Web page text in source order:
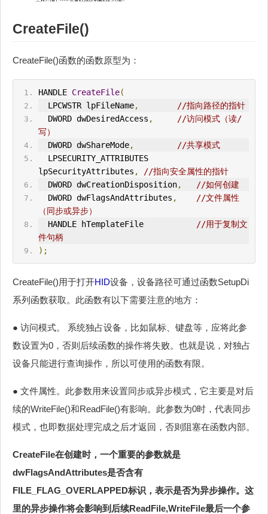
CreateFile()
CreateFile()函数的函数原型为：
HANDLE CreateFile(
  LPCWSTR lpFileName
,
//指向路径的指针
  DWORD dwDesiredAccess
,
//访问模式（读/
写）
  DWORD dwShareMode
,
//共享模式
lpSecurityAttributes ,
//指向安全属性的指针
  DWORD dwCreationDisposition
,
//如何创建
  DWORD dwFlagsAndAttributes
,
//文件属性
（同步或异步）
  HANDLE hTemplateFile
//用于复制文
件句柄
);
CreateFile()用于打开HID设备，设备路径可通过函数SetupDi
系列函数获取。此函数有以下需要注意的地方：
● 访问模式。 系统独占设备，比如鼠标、键盘等，应将此参
数设置为0，否则后续函数的操作将失败。也就是说，对独占
设备只能进行查询操作，所以可使用的函数有限。
● 文件属性。此参数用来设置同步或异步模式，它主要是对后
续的WriteFile()和ReadFile()有影响。此参数为0时，代表同步
模式，也即数据处理完成之后才返回，否则阻塞在函数内部。
CreateFile在创建时，一个重要的参数就是
dwFlagsAndAttributes是否含有
FILE_FLAG_OVERLAPPED标识，表示是否为异步操作。这
里的异步操作将会影响到后续ReadFile,WriteFile最后一个参